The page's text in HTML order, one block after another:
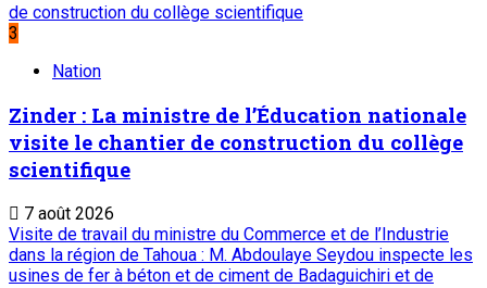
de construction du collège scientifique
3
Nation
Zinder : La ministre de l’Éducation nationale
visite le chantier de construction du collège
scientifique
7 août 2026
Visite de travail du ministre du Commerce et de l’Industrie
dans la région de Tahoua : M. Abdoulaye Seydou inspecte les
usines de fer à béton et de ciment de Badaguichiri et de